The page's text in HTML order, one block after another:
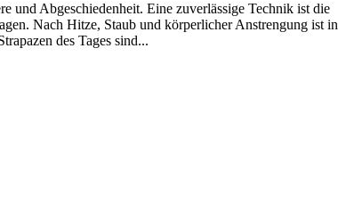
und Abgeschiedenheit. Eine zuverlässige Technik ist die
Nach Hitze, Staub und körperlicher Anstrengung ist in
des Tages sind...